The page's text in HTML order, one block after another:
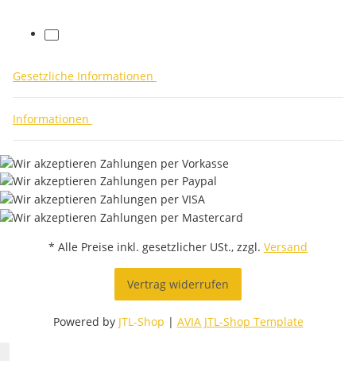
facebook
Gesetzliche Informationen
Informationen
* Alle Preise inkl. gesetzlicher USt., zzgl. Versand
Vertrag widerrufen
Powered by JTL-Shop | AVIA JTL-Shop Template